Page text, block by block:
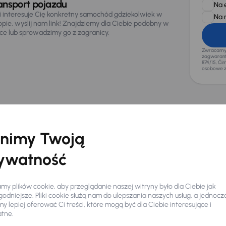
pojazdu
interesuje Cię konkretny samochód gdziekolwiek w
wyślij nam link! Znajdziemy dla Ciebie podobny w
lub sprowadzimy go z zagranicy.
Na
Na
874/15,
osobowe
kmAutomatDiesel
rata
Cena
promocyjna
Twoją
plików cookie, aby przeglądanie naszej witryny było dla Ciebie jak
Pliki cookie służą nam do ulepszania naszych usług, a
lepiej oferować Ci treści, które mogą być dla Ciebie interesujące i